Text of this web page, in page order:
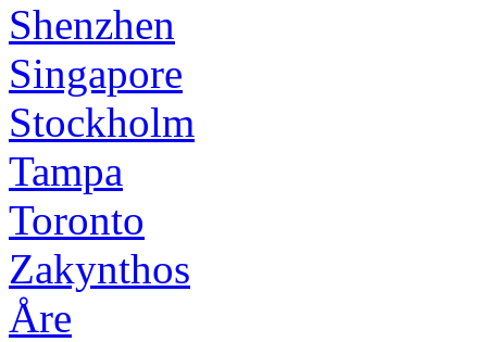
Shenzhen
Singapore
Stockholm
Tampa
Toronto
Zakynthos
Åre